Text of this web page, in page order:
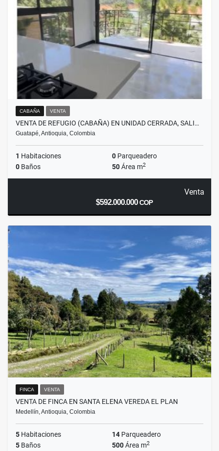
CABAÑA VENTA
VENTA DE REFUGIO (CABAÑA) EN UNIDAD CERRADA, SALI…
Guatapé, Antioquia, Colombia
1 Habitaciones 0 Parqueadero
0 Baños 50Área m2
Venta
$592.000.000COP
FINCA VENTA
VENTA DE FINCA EN SANTA ELENA VEREDA EL PLAN
Medellín, Antioquia, Colombia
5 Habitaciones 14 Parqueadero
5 Baños 500Área m2